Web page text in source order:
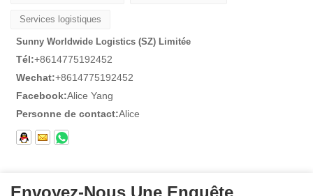
Services logistiques
Sunny Worldwide Logistics (SZ) Limitée
Tél:+8614775192452
Wechat:+8614775192452
Facebook:Alice Yang
Personne de contact:Alice
Envoyez-Nous Une Enquête